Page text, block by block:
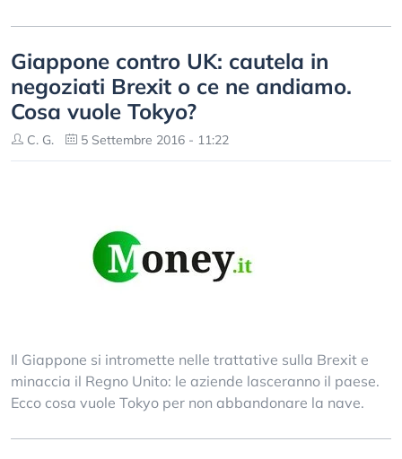
Giappone contro UK: cautela in
negoziati Brexit o ce ne andiamo.
Cosa vuole Tokyo?
C. G. 5 Settembre 2016 - 11:22
Il Giappone si intromette nelle trattative sulla Brexit e
minaccia il Regno Unito: le aziende lasceranno il paese.
Ecco cosa vuole Tokyo per non abbandonare la nave.